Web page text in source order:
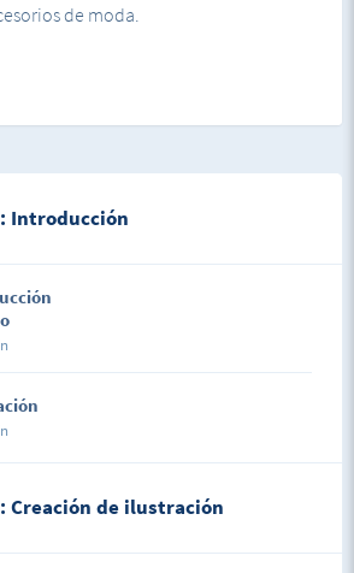
de moda.
Introducción
Creación de ilustración